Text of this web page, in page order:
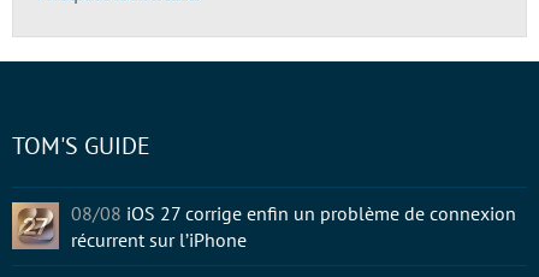
TOM'S GUIDE
08/08 iOS 27 corrige enfin un problème de connexion
récurrent sur l’iPhone